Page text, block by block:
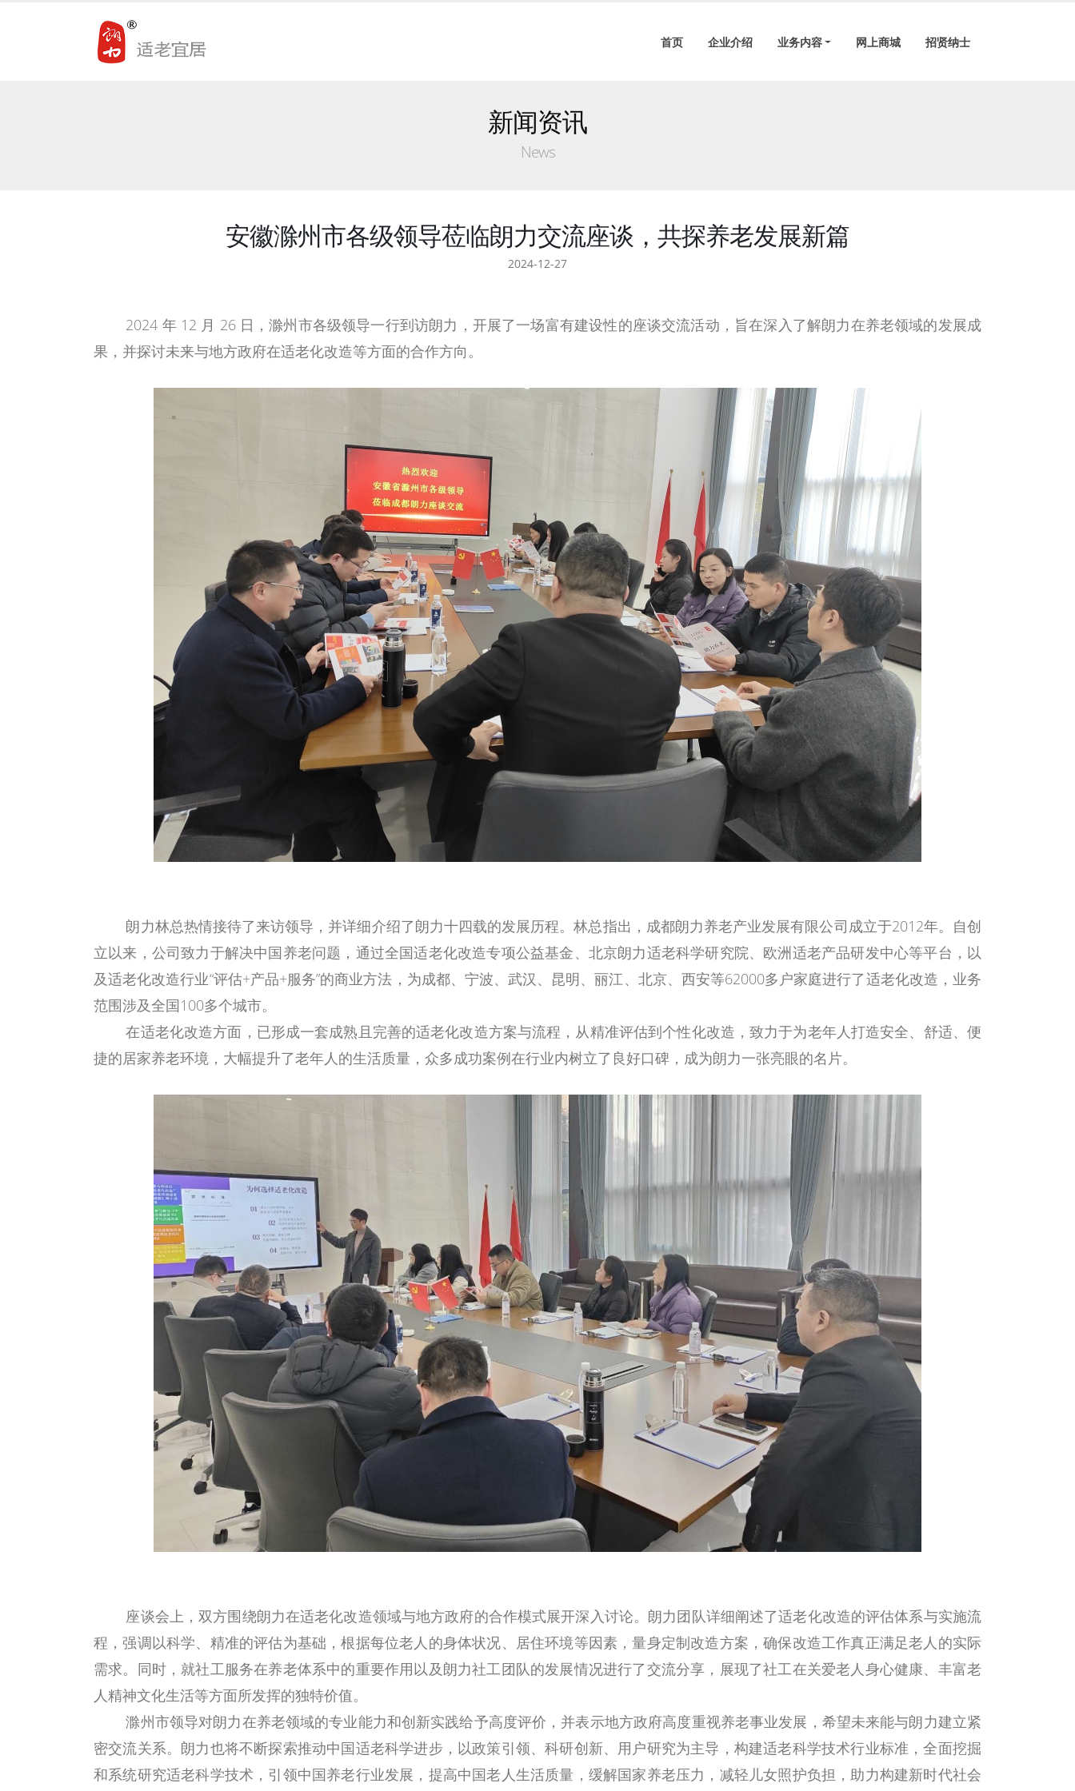
首页 企业介绍 业务内容 网上商城 招贤纳士
新闻资讯
News
安徽滁州市各级领导莅临朗力交流座谈，共探养老发展新篇
2024-12-27
2024 年 12 月 26 日，滁州市各级领导一行到访朗力，开展了一场富有建设性的座谈交流活动，旨在深入了解朗力在养老领域的发展成
果，并探讨未来与地方政府在适老化改造等方面的合作方向。
朗力林总热情接待了来访领导，并详细介绍了朗力十四载的发展历程。林总指出， 成都朗力养老产业发展有限公司成立于2012年。 自创
立以来，公司致力于解决中国养老问题，通过全国适老化改造专项公益基金、北京朗力适老科学研究院、欧洲适老产品研发中心等平台，以
及适老化改造行业“评估+产品+服务”的商业方法，为成都、宁波、武汉、昆明、丽江、北京、西安等62000多户家庭进行了适老化改造，业务
范围涉及全国100多个城市。
在适老化改造方面， 已形成一套成熟且完善的适老化改造方案与流程，从精准评估到个性化改造，致力于为老年人打造安全、舒适、便
捷的居家养老环境，大幅提升了老年人的生活质量，众多成功案例在行业内树立了良好口碑，成为朗力一张亮眼的名片。
座谈会上，双方围绕朗力在适老化改造领域与地方政府的合作模式展开深入讨论。朗力团队详细阐述了适老化改造的评估体系与实施流
程，强调以科学、精准的评估为基础，根据每位老人的身体状况、居住环境等因素，量身定制改造方案，确保改造工作真正满足老人的实际
需求。同时，就社工服务在养老体系中的重要作用以及朗力社工团队的发展情况进行了交流分享，展现了社工在关爱老人身心健康、丰富老
人精神文化生活等方面所发挥的独特价值。
滁州市领导对朗力在养老领域的专业能力和创新实践给予高度评价，并表示地方政府高度重视养老事业发展，希望未来能与朗力建立紧
密交流关系。 朗力也将不断探索推动中国适老科学进步，以政策引领、科研创新、用户研究为主导，构建适老科学技术行业标准，全面挖掘
和系统研究适老科学技术，引领中国养老行业发展，提高中国老人生活质量，缓解国家养老压力，减轻儿女照护负担，助力构建新时代社会